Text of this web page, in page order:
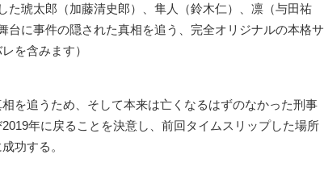
琥太郎（加藤清史郎）、隼人（鈴木仁）、凛（与田祐
台に事件の隠された真相を追う、完全オリジナルの本格サ
を含みます）
を追うため、そして本来は亡くなるはずのなかった刑事
年に戻ることを決意し、前回タイムスリップした場所
功する。